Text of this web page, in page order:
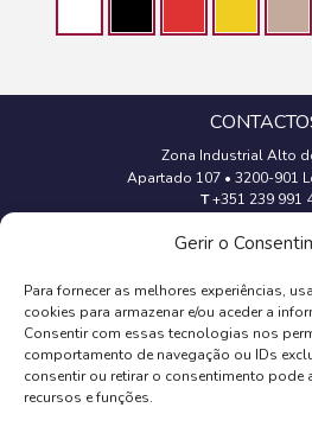
Gerir o
Para fornecer as melhores experiências,
cookies para armazenar e/ou aceder a
Consentir com essas tecnologias nos
comportamento de navegação ou IDs
consentir ou retirar o consentimento pode
recursos e funções.
Zona Industrial Alto
Apartado 107 • 3200-901
T+351 239 991
(Chamada para a rede
Aviso
Política de